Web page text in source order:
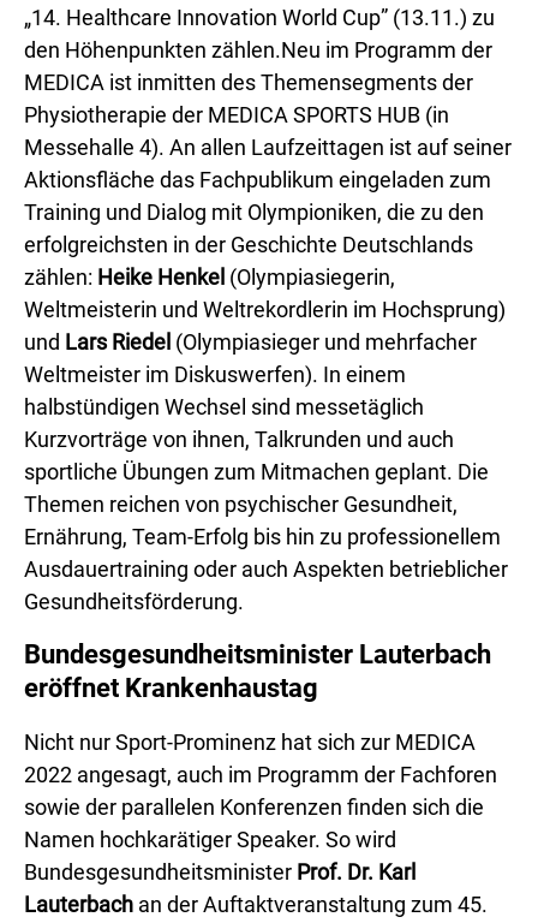
„14. Healthcare Innovation World Cup” (13.11.) zu
den Höhenpunkten zählen.Neu im Programm der
MEDICA ist inmitten des Themensegments der
Physiotherapie der MEDICA SPORTS HUB (in
Messehalle 4). An allen Laufzeittagen ist auf seiner
Aktionsfläche das Fachpublikum eingeladen zum
Training und Dialog mit Olympioniken, die zu den
erfolgreichsten in der Geschichte Deutschlands
zählen: Heike Henkel (Olympiasiegerin,
Weltmeisterin und Weltrekordlerin im Hochsprung)
und Lars Riedel (Olympiasieger und mehrfacher
Weltmeister im Diskuswerfen). In einem
halbstündigen Wechsel sind messetäglich
Kurzvorträge von ihnen, Talkrunden und auch
sportliche Übungen zum Mitmachen geplant. Die
Themen reichen von psychischer Gesundheit,
Ernährung, Team-Erfolg bis hin zu professionellem
Ausdauertraining oder auch Aspekten betrieblicher
Gesundheitsförderung.
Bundesgesundheitsminister Lauterbach
eröffnet Krankenhaustag
Nicht nur Sport-Prominenz hat sich zur MEDICA
2022 angesagt, auch im Programm der Fachforen
sowie der parallelen Konferenzen finden sich die
Namen hochkarätiger Speaker. So wird
Bundesgesundheitsminister Prof. Dr. Karl
Lauterbach an der Auftaktveranstaltung zum 45.